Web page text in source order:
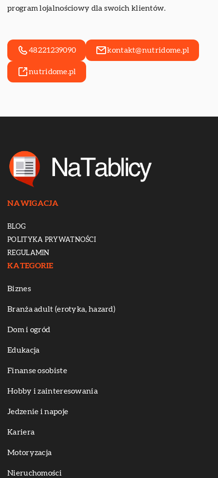
program lojalnościowy dla swoich klientów.
48221239090 kontakt@nutridome.pl
nutridome.pl
NAWIGACJA
BLOG
POLITYKA PRYWATNOŚCI
REGULAMIN
KATEGORIE
Biznes
Branża adult (erotyka, hazard)
Dom i ogród
Edukacja
Finanse osobiste
Hobby i zainteresowania
Jedzenie i napoje
Kariera
Motoryzacja
Nieruchomości